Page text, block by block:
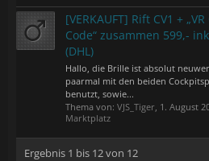
[VERKAUFT] Rift CV1 + „VR
Code“ zusammen 599,-
(DHL)
Hallo, die Brille ist absolut
paarmal mit den beiden
benutzt, sowie...
Thema von: VJS_Tiger, 1. August
Marktplatz
Ergebnis 1 bis 12 von 12